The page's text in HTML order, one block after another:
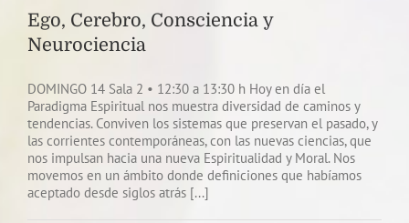
Ego, Cerebro, Consciencia y
Neurociencia
DOMINGO 14 Sala 2 • 12:30 a 13:30 h Hoy en día el
Paradigma Espiritual nos muestra diversidad de caminos y
tendencias. Conviven los sistemas que preservan el pasado, y
las corrientes contemporáneas, con las nuevas ciencias, que
nos impulsan hacia una nueva Espiritualidad y Moral. Nos
movemos en un ámbito donde definiciones que habíamos
aceptado desde siglos atrás [...]